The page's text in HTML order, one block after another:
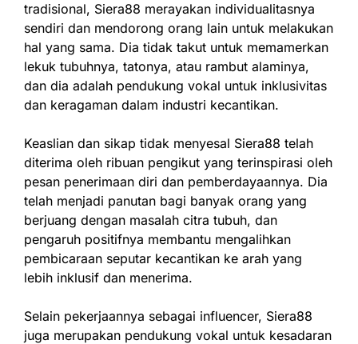
tradisional, Siera88 merayakan individualitasnya
sendiri dan mendorong orang lain untuk melakukan
hal yang sama. Dia tidak takut untuk memamerkan
lekuk tubuhnya, tatonya, atau rambut alaminya,
dan dia adalah pendukung vokal untuk inklusivitas
dan keragaman dalam industri kecantikan.
Keaslian dan sikap tidak menyesal Siera88 telah
diterima oleh ribuan pengikut yang terinspirasi oleh
pesan penerimaan diri dan pemberdayaannya. Dia
telah menjadi panutan bagi banyak orang yang
berjuang dengan masalah citra tubuh, dan
pengaruh positifnya membantu mengalihkan
pembicaraan seputar kecantikan ke arah yang
lebih inklusif dan menerima.
Selain pekerjaannya sebagai influencer, Siera88
juga merupakan pendukung vokal untuk kesadaran